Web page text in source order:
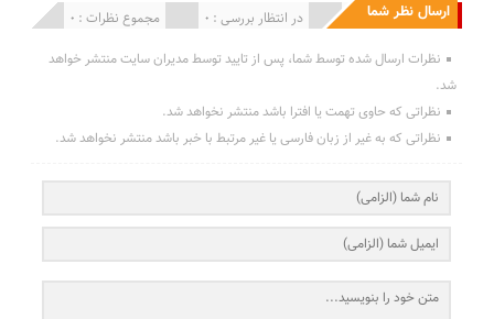
ارسال نظر شما مجموع نظرات : 0 در انتظار بررسی : 0 انتشار یافته : 0
نظرات ارسال شده توسط شما، پس از تایید توسط مدیران سایت منتشر خواهد
شد.
نظراتی که حاوی تهمت یا افترا باشد منتشر نخواهد شد.
نظراتی که به غیر از زبان فارسی یا غیر مرتبط با خبر باشد منتشر نخواهد شد.